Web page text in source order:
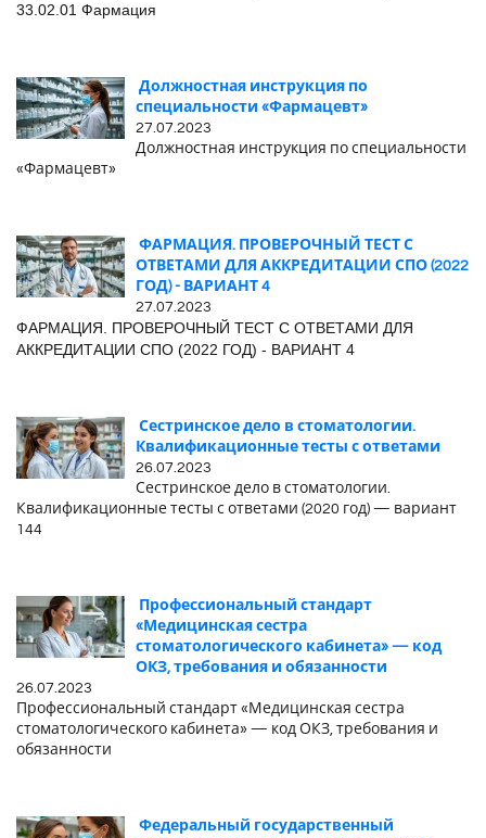
33.02.01 Фармация
Должностная инструкция по
специальности «Фармацевт»
27.07.2023
Должностная инструкция по специальности
«Фармацевт»
ФАРМАЦИЯ. ПРОВЕРОЧНЫЙ ТЕСТ С
ОТВЕТАМИ ДЛЯ АККРЕДИТАЦИИ СПО (2022
ГОД) - ВАРИАНТ 4
27.07.2023
ФАРМАЦИЯ. ПРОВЕРОЧНЫЙ ТЕСТ С ОТВЕТАМИ ДЛЯ
АККРЕДИТАЦИИ СПО (2022 ГОД) - ВАРИАНТ 4
Сестринское дело в стоматологии.
Квалификационные тесты с ответами
26.07.2023
Сестринское дело в стоматологии.
Квалификационные тесты с ответами (2020 год) — вариант
144
Профессиональный стандарт
«Медицинская сестра
стоматологического кабинета» — код
ОКЗ, требования и обязанности
26.07.2023
Профессиональный стандарт «Медицинская сестра
стоматологического кабинета» — код ОКЗ, требования и
обязанности
Федеральный государственный